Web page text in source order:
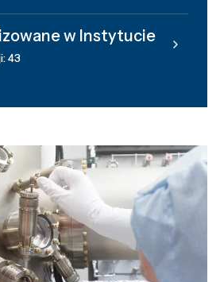
w Instytucie
43